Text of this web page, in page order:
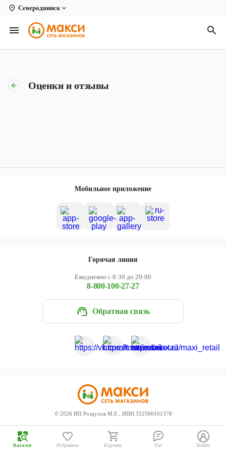
Северодвинск
Вологда
Архангельск
Киров
Новодвинск
Оценки и отзывы
Мобильное приложение
Горячая линия
Ежедневно с 8:30 до 20:00
8-800-100-27-27
Обратная связь
© 2026 ИП Роздухов М.Е., ИНН 352500101378
Каталог Избранное Корзина Чат Войти